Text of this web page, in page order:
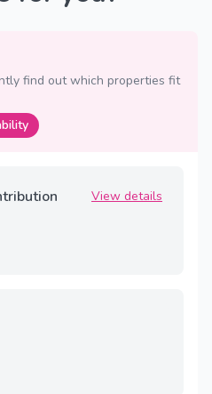
find out which properties fit
View details